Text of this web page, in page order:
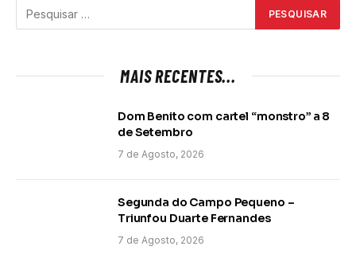
MAIS RECENTES...
Dom Benito com cartel “monstro” a 8
de Setembro
7 de Agosto, 2026
Segunda do Campo Pequeno –
Triunfou Duarte Fernandes
7 de Agosto, 2026